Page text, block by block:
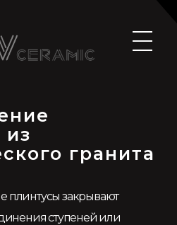
из
гранита
плинтусы закрывают
ступеней или